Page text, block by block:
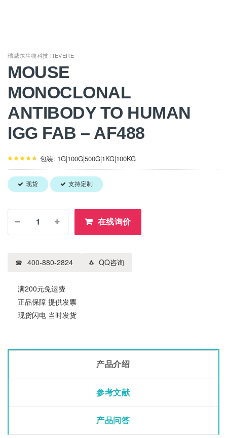
瑞威尔生物科技 REVERE
MOUSE
MONOCLONAL
ANTIBODY TO HUMAN
IGG FAB – AF488
包装: 1G|100G|500G|1KG|100KG
现货 支持定制
在线询价
QQ咨询
400-880-2824
满200元免运费
正品保障 提供发票
现货闪电 当时发货
产品介绍
参考文献
产品问答